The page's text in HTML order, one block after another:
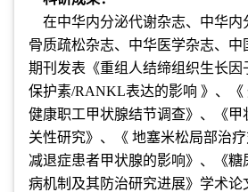
在中华内分泌代谢杂志、中华内
骨质疏松杂志、中华医学杂志、
期刊发表《重组人结缔组织生长因
保护素/RANKL表达的影响 》、《
健康职工甲状腺结节调查》、《甲
关性研究》、《 地塞米松局部治
减退症患者甲状腺的影响》、《糖
病机制及其防治研究进展》学术论